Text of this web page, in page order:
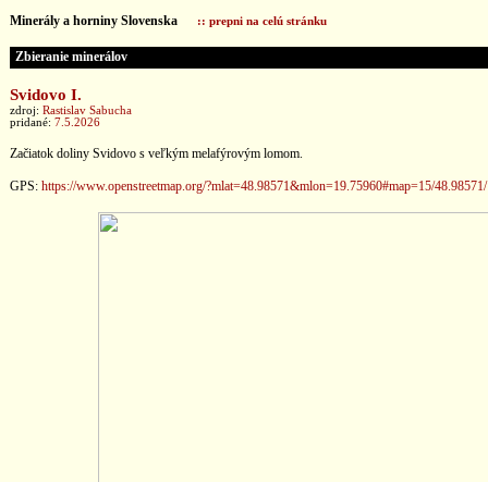
Minerály a horniny Slovenska :: prepni na celú stránku
Zbieranie minerálov
Svidovo I.
zdroj: Rastislav Sabucha
pridané: 7.5.2026
Začiatok doliny Svidovo s veľkým melafýrovým lomom.
GPS: https://www.openstreetmap.org/?mlat=48.98571&mlon=19.75960#map=15/